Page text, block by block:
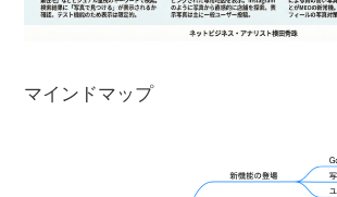
マインドマップ